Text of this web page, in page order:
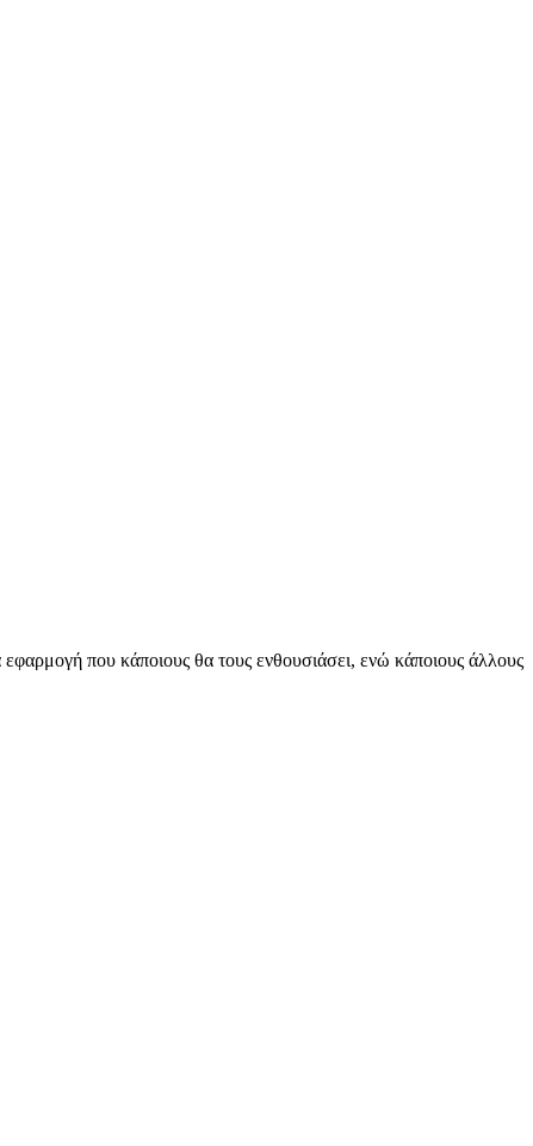
που κάποιους θα τους ενθουσιάσει, ενώ κάποιους άλλους